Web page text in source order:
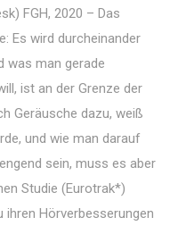
FGH, 2020 – Das
Es wird durcheinander
was man gerade
ist an der Grenze der
Geräusche dazu, weiß
und wie man darauf
sein, muss es aber
Studie (Eurotrak*)
Hörverbesserungen